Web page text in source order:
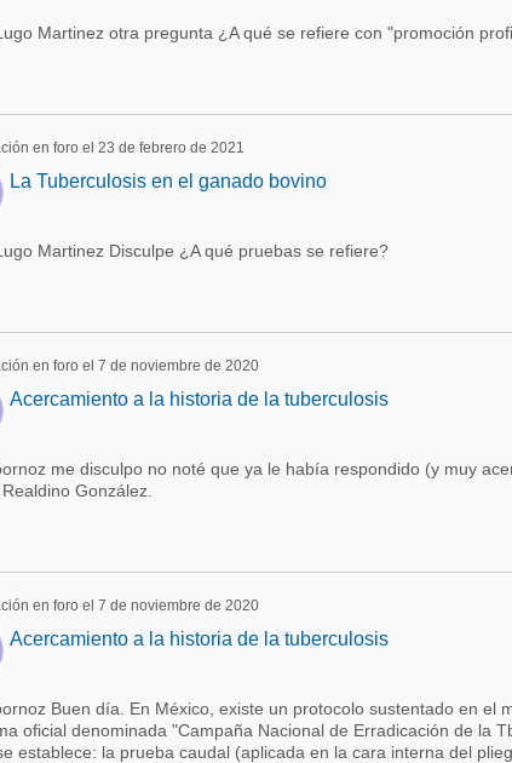
Martinez otra pregunta ¿A qué se refiere con "promoción
en foro el 23 de febrero de 2021
La Tuberculosis en el ganado bovino
Martinez Disculpe ¿A qué pruebas se refiere?
en foro el 7 de noviembre de 2020
Acercamiento a la historia de la tuberculosis
me disculpo no noté que ya le había respondido (y muy
González.
en foro el 7 de noviembre de 2020
Acercamiento a la historia de la tuberculosis
Buen día. En México, existe un protocolo sustentado en el
oficial denominada "Campaña Nacional de Erradicación de la
establece: la prueba caudal (aplicada en la cara interna del